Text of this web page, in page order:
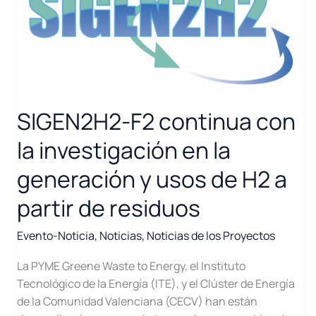
SIGEN2H2-F2 continua con
la investigación en la
generación y usos de H2 a
partir de residuos
Evento-Noticia, Noticias, Noticias de los Proyectos
La PYME Greene Waste to Energy, el Instituto
Tecnológico de la Energía (ITE), y el Clúster de Energía
de la Comunidad Valenciana (CECV) han están